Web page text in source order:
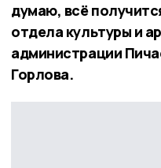
думаю, всё
отдела культуры и
администрации
Горлова.